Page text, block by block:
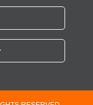
ฟ้าจุฬาภรณ์